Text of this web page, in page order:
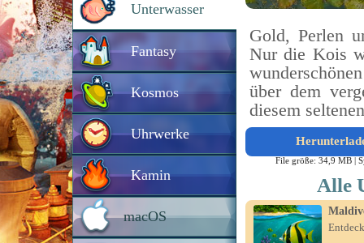
Unterwasser
Fantasy
Kosmos
Uhrwerke
Kamin
macOS
Gold, Perlen
Nur die Kois
über dem
diesem
File größe: 34,9 MB |
Alle